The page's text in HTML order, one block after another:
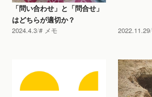
「問い合わせ」と「問合せ」
はどちらが適切か？
2024.4.3 メモ 2022.11.29